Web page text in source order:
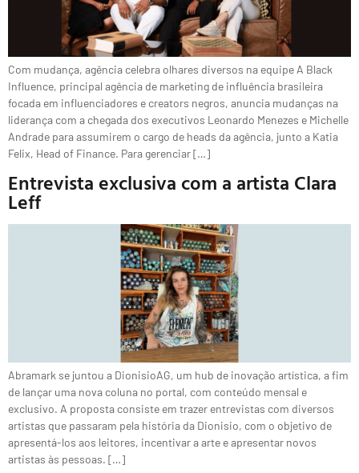
Com mudança, agência celebra olhares diversos na equipe A Black
Influence, principal agência de marketing de influência brasileira
focada em influenciadores e creators negros, anuncia mudanças na
liderança com a chegada dos executivos Leonardo Menezes e Michelle
Andrade para assumirem o cargo de heads da agência, junto a Katia
Felix, Head of Finance. Para gerenciar […]
Entrevista exclusiva com a artista Clara
Leff
Abramark se juntou a DionisioAG, um hub de inovação artística, a fim
de lançar uma nova coluna no portal, com conteúdo mensal e
exclusivo. A proposta consiste em trazer entrevistas com diversos
artistas que passaram pela história da Dionisio, com o objetivo de
apresentá-los aos leitores, incentivar a arte e apresentar novos
artistas às pessoas. […]